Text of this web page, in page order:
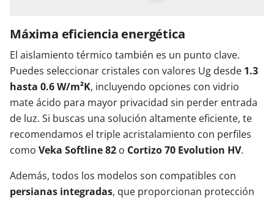
Máxima eficiencia energética
El aislamiento térmico también es un punto clave.
Puedes seleccionar cristales con valores Ug desde 1.3
hasta 0.6 W/m²K, incluyendo opciones con vidrio
mate ácido para mayor privacidad sin perder entrada
de luz. Si buscas una solución altamente eficiente, te
recomendamos el triple acristalamiento con perfiles
como Veka Softline 82 o Cortizo 70 Evolution HV.
Además, todos los modelos son compatibles con
persianas integradas, que proporcionan protección